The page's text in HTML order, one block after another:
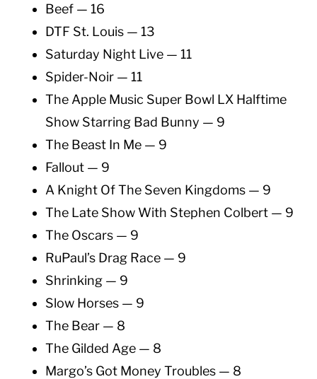
Beef — 16
DTF St. Louis — 13
Saturday Night Live — 11
Spider-Noir — 11
The Apple Music Super Bowl LX Halftime
Show Starring Bad Bunny — 9
The Beast In Me — 9
Fallout — 9
A Knight Of The Seven Kingdoms — 9
The Late Show With Stephen Colbert — 9
The Oscars — 9
RuPaul’s Drag Race — 9
Shrinking — 9
Slow Horses — 9
The Bear — 8
The Gilded Age — 8
Margo’s Got Money Troubles — 8